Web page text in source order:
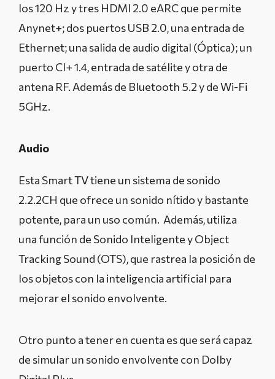
los 120 Hz y tres HDMI 2.0 eARC que permite
Anynet+; dos puertos USB 2.0, una entrada de
Ethernet; una salida de audio digital (Óptica); un
puerto CI+ 1.4, entrada de satélite y otra de
antena RF. Además de Bluetooth 5.2 y de Wi-Fi
5GHz.
Audio
Esta Smart TV tiene un sistema de sonido
2.2.2CH que ofrece un sonido nítido y bastante
potente, para un uso común. Además, utiliza
una función de Sonido Inteligente y Object
Tracking Sound (OTS), que rastrea la posición de
los objetos con la inteligencia artificial para
mejorar el sonido envolvente.
Otro punto a tener en cuenta es que será capaz
de simular un sonido envolvente con Dolby